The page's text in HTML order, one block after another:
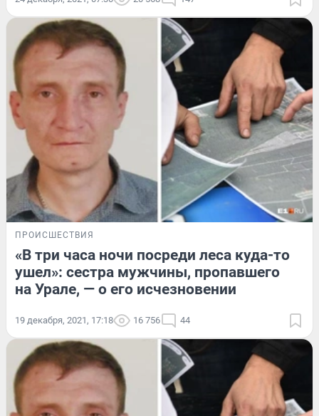
ПРОИСШЕСТВИЯ
«В три часа ночи посреди леса куда-то
ушел»: сестра мужчины, пропавшего
на Урале, — о его исчезновении
19 декабря, 2021, 17:18 16 756 44